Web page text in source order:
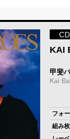
CD
KAI
甲斐
Kai
フォ
組み